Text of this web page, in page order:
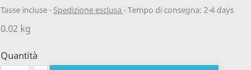
Tasse incluse Spedizione esclusa Tempo di consegna: 2-4 days
0.02 kg
Quantità